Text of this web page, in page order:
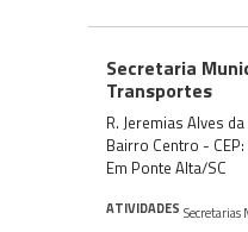
Secretaria
Transportes
R. Jeremias Alves
Bairro Centro -
Em Ponte Alta/SC
ATIVIDADES